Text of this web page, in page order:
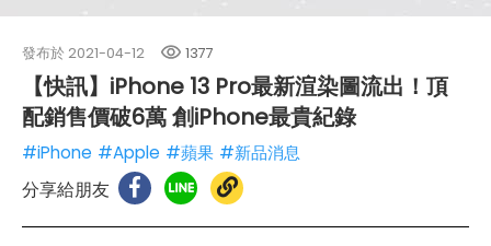
發布於 2021-04-12 1377
【快訊】iPhone 13 Pro最新渲染圖流出！頂
配銷售價破6萬 創iPhone最貴紀錄
#iPhone #Apple #蘋果 #新品消息
分享給朋友